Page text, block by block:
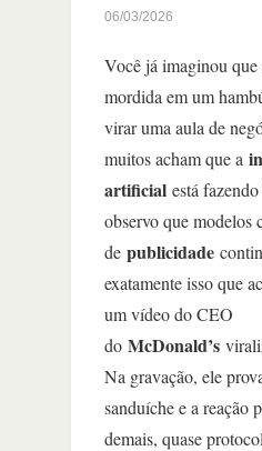
06/03/2026
Você já imaginou que
mordida em um
virar uma aula de
muitos acham que a
artificial está
observo que modelos
de publicidade
exatamente isso que
um vídeo do CEO
do McDonald’s
Na gravação, ele
sanduíche e a reação
demais, quase